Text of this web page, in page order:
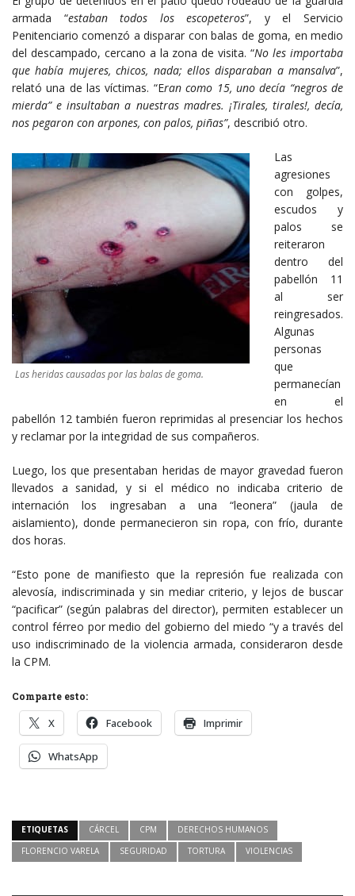
armada “estaban todos los escopeteros”, y el Servicio
Penitenciario comenzó a disparar con balas de goma, en medio
del descampado, cercano a la zona de visita. “No les importaba
que había mujeres, chicos, nada; ellos disparaban a mansalva”,
relató una de las víctimas. “Eran como 15, uno decía “negros de
mierda” e insultaban a nuestras madres. ¡Tirales, tirales!, decía,
nos pegaron con arpones, con palos, piñas”, describió otro.
Las heridas causadas por las balas de goma.
Las
agresiones
con golpes,
escudos y
palos se
reiteraron
dentro del
pabellón 11
al ser
reingresados.
Algunas
personas
que
permanecían
en el
pabellón 12 también fueron reprimidas al presenciar los hechos
y reclamar por la integridad de sus compañeros.
Luego, los que presentaban heridas de mayor gravedad fueron
llevados a sanidad, y si el médico no indicaba criterio de
internación los ingresaban a una “leonera” (jaula de
aislamiento), donde permanecieron sin ropa, con frío, durante
dos horas.
“Esto pone de manifiesto que la represión fue realizada con
alevosía, indiscriminada y sin mediar criterio, y lejos de buscar
“pacificar” (según palabras del director), permiten establecer un
control férreo por medio del gobierno del miedo “y a través del
uso indiscriminado de la violencia armada, consideraron desde
la CPM.
Comparte esto:
X Facebook Imprimir
WhatsApp
ETIQUETAS CÁRCEL CPM
DERECHOS HUMANOS
FLORENCIO VARELA
SEGURIDAD TORTURA VIOLENCIAS